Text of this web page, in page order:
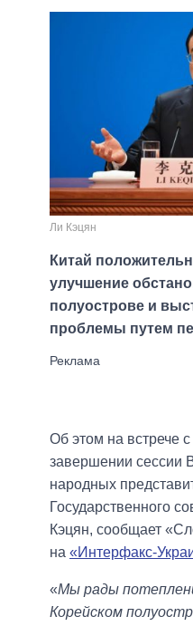
Ли Кэцян
Китай
улучшение
полуострове и
проблемы путем
Об этом на встрече
завершении сессии
народных
Государственного
Кэцян, сообщает
на «Интерфакс-
«Мы рады
Корейском